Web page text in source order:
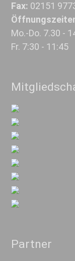
Fax: 02151
Mo.-Do. 7.30 -
Fr. 7:30 - 11:45
Partner